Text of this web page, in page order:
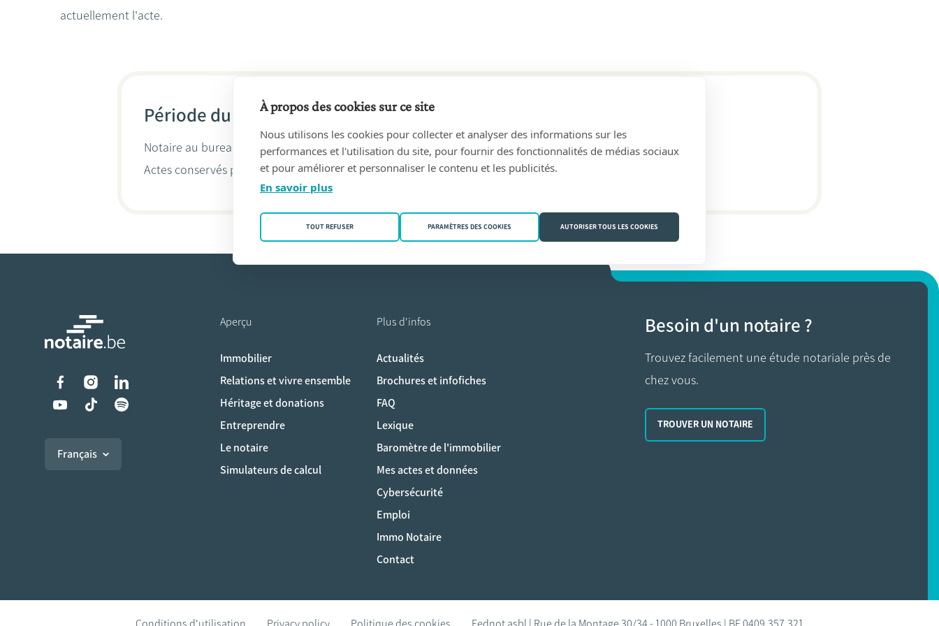
actuellement l'acte.
Période du 03/10/2017 au aujourd'hui
Notaire au bureau DECKERS NOTARISSEN(2000 Antwerpen)
Actes conservés par
Charles Deckers
Liens vers les réseaux sociaux
Français
Aperçu
Immobilier
Relations et vivre ensemble
Héritage et donations
Entreprendre
Le notaire
Simulateurs de calcul
Plus d'infos
Actualités
Brochures et infofiches
FAQ
Lexique
Baromètre de l'immobilier
Mes actes et données
Cybersécurité
Emploi
Immo Notaire
Contact
Besoin d'un notaire ?
Trouvez facilement une étude notariale près de
chez vous.
TROUVER UN NOTAIRE
À propos des cookies sur ce site
Nous utilisons les cookies pour collecter et analyser des informations sur les
performances et l'utilisation du site, pour fournir des fonctionnalités de médias sociaux
et pour améliorer et personnaliser le contenu et les publicités.
En savoir plus
TOUT REFUSER PARAMÈTRES DES COOKIES AUTORISER TOUS LES COOKIES